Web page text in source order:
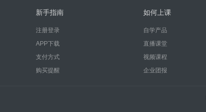
新手指南
注册登录
APP下载
支付方式
购买提醒
如何上课
自学产品
直播课堂
视频课程
企业团报